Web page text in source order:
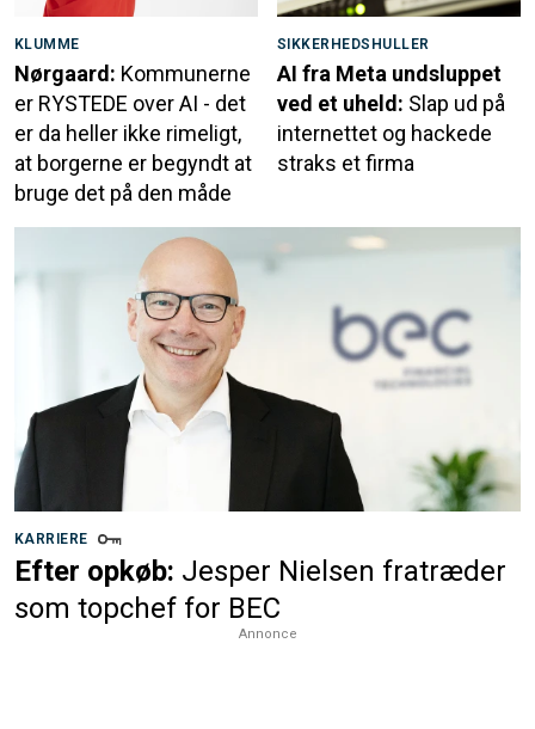
KLUMME
Nørgaard: Kommunerne
er RYSTEDE over AI - det
er da heller ikke rimeligt,
at borgerne er begyndt at
bruge det på den måde
SIKKERHEDSHULLER
AI fra Meta undsluppet
ved et uheld: Slap ud på
internettet og hackede
straks et firma
KARRIERE
Efter opkøb: Jesper Nielsen fratræder
som topchef for BEC
Annonce